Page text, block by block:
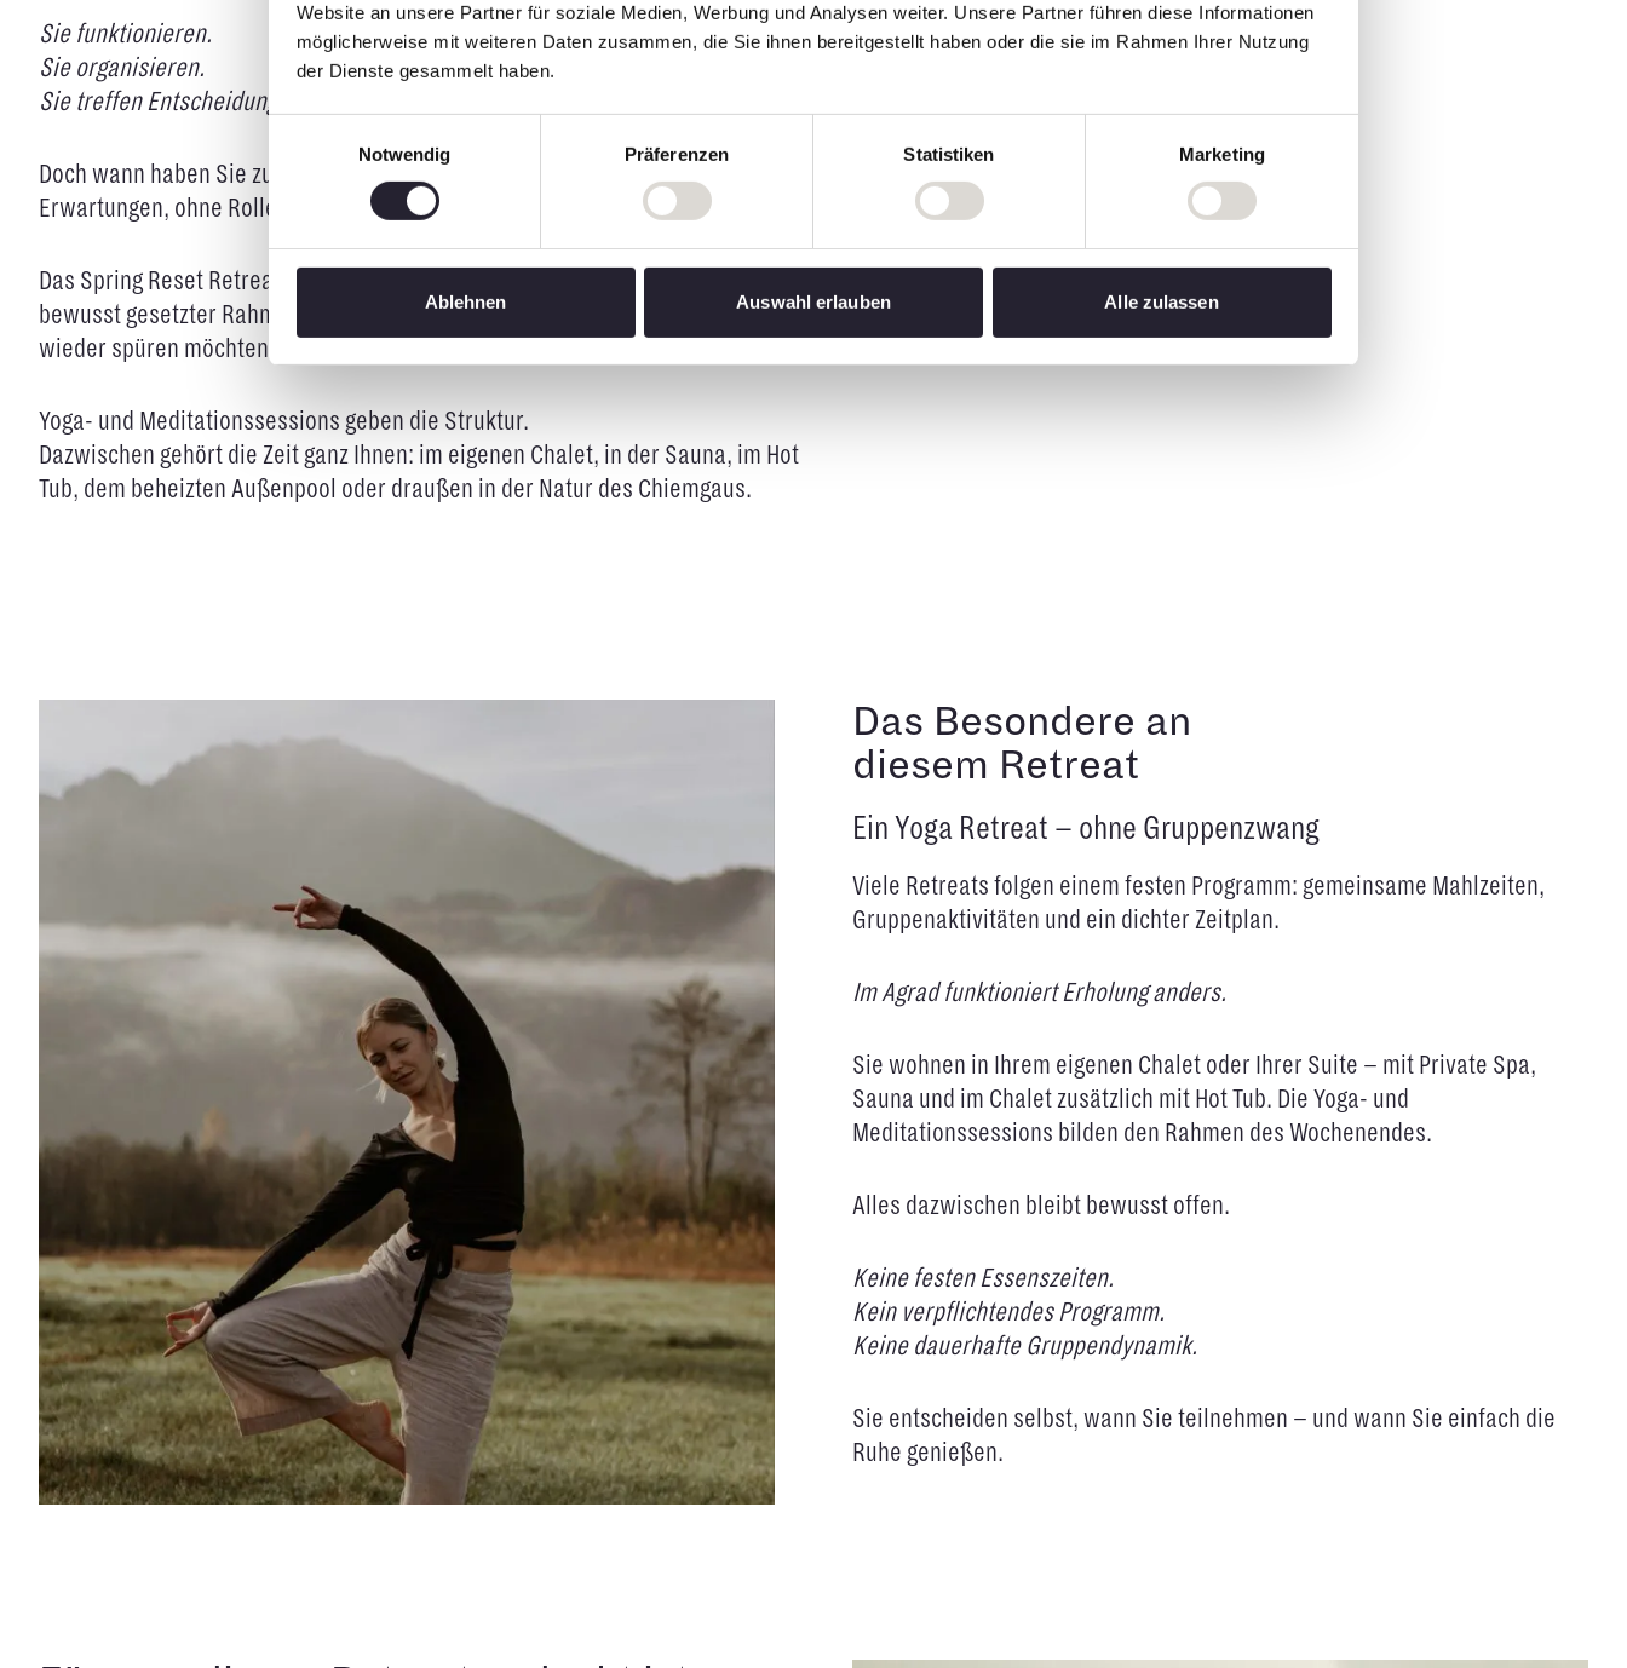
Website an unsere Partner für soziale Medien, Werbung und Analysen weiter. Unsere Partner führen diese Informationen
möglicherweise mit weiteren Daten zusammen, die Sie ihnen bereitgestellt haben oder die sie im Rahmen Ihrer Nutzung
der Dienste gesammelt haben.
Notwendig
Präferenzen Statistiken Marketing
Ablehnen Auswahl erlauben Alle zulassen
Sie funktionieren.
Sie organisieren.
Sie treffen Entscheidungen.
Doch wann haben Sie zuletzt bewusst pausiert – ohne Verpflichtung, ohne
Erwartungen, ohne Rolle?
Das Spring Reset Retreat ist kein klassisches Yoga-Wochenende. Es ist ein
bewusst gesetzter Rahmen für Menschen, die viel leisten – und sich selbst
wieder spüren möchten.
Yoga- und Meditationssessions geben die Struktur.
Dazwischen gehört die Zeit ganz Ihnen: im eigenen Chalet, in der Sauna, im Hot
Tub, dem beheizten Außenpool oder draußen in der Natur des Chiemgaus.
Das Besondere an
diesem Retreat
Ein Yoga Retreat – ohne Gruppenzwang
Viele Retreats folgen einem festen Programm: gemeinsame Mahlzeiten,
Gruppenaktivitäten und ein dichter Zeitplan.
Im Agrad funktioniert Erholung anders.
Sie wohnen in Ihrem eigenen Chalet oder Ihrer Suite – mit Private Spa,
Sauna und im Chalet zusätzlich mit Hot Tub. Die Yoga- und
Meditationssessions bilden den Rahmen des Wochenendes.
Alles dazwischen bleibt bewusst offen.
Keine festen Essenszeiten.
Kein verpflichtendes Programm.
Keine dauerhafte Gruppendynamik.
Sie entscheiden selbst, wann Sie teilnehmen – und wann Sie einfach die
Ruhe genießen.